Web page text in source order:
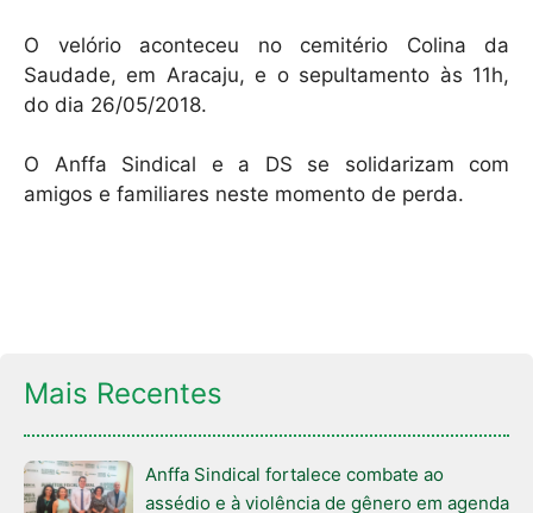
O velório aconteceu no cemitério Colina da
Saudade, em Aracaju, e o sepultamento às 11h,
do dia 26/05/2018.
O Anffa Sindical e a DS se solidarizam com
amigos e familiares neste momento de perda.
Mais Recentes
Anffa Sindical fortalece combate ao
assédio e à violência de gênero em agenda